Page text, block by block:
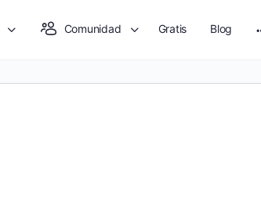
Comunidad Gratis Blog